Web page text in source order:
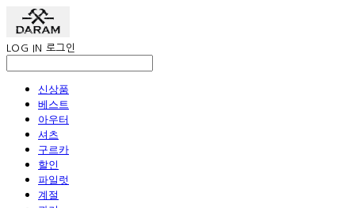
LOG IN 로그인
신상품
베스트
아우터
셔츠
구르카
할인
파일럿
계절